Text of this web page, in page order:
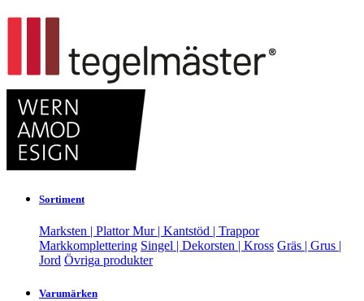
Sortiment
Marksten | PlattorMur | Kantstöd | Trappor
Markkomplettering Singel | Dekorsten | Kross Gräs | Grus |
Jord Övriga produkter
Varumärken